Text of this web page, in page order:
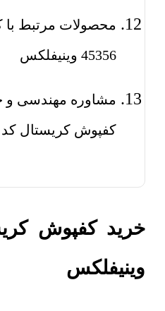
محصولات مرتبط
45356 وینیفلکس
مشاوره مهندسی
کفپوش کریستال کد 45356 وینیفلکس
وینیفلکس